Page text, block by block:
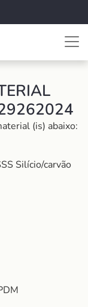
(is) abaixo:
Silício/carvão